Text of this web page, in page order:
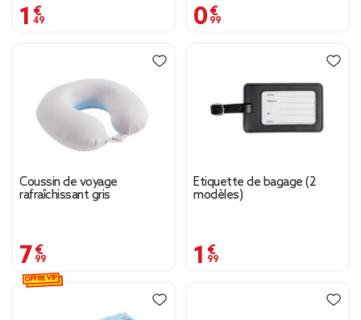
1,49 € 0,99 €
Coussin de voyage
rafraîchissant gris
7,99 €
Étiquette de bagage (2
modèles)
1,99 €
OFFRE VIP